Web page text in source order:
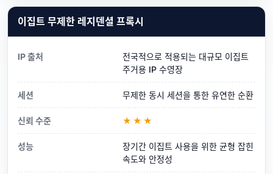
이집트 무제한 레지덴셜 프록시
IP 출처
전국적으로 적용되는 대규모 이집트
주거용 IP 수영장
세션 무제한 동시 세션을 통한 유연한 순환
신뢰 수준 ★★★
성능
장기간 이집트 사용을 위한 균형 잡힌
속도와 안정성